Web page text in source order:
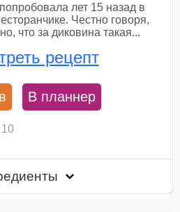
лет 15 назад в
Честно говоря,
что за диковина такая...
рецепт
В планнер
10